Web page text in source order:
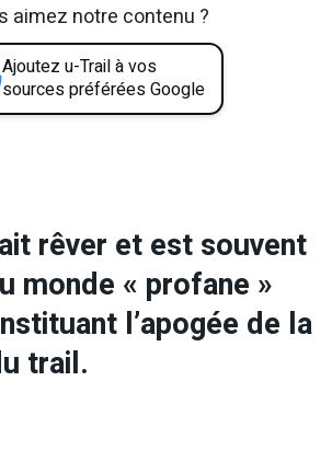
aimez notre contenu ?
Ajoutez u-Trail à vos
sources préférées Google
rêver et est souvent
monde « profane »
l’apogée de la
trail.